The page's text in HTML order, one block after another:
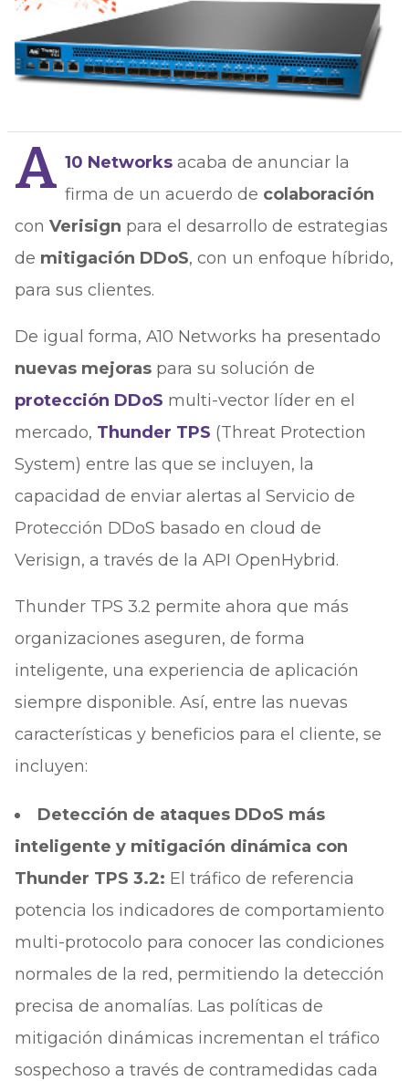
A 10 Networksacaba de anunciar la
firma de un acuerdo de colaboración
con Verisign para el desarrollo de estrategias
de mitigación DDoS, con un enfoque híbrido,
para sus clientes.
De igual forma, A10 Networks ha presentado
nuevas mejoraspara su solución de
protección DDoS multi-vector líder en el
mercado, Thunder TPS (Threat Protection
System) entre las que se incluyen, la
capacidad de enviar alertas al Servicio de
Protección DDoS basado en cloud de
Verisign, a través de la API OpenHybrid.
Thunder TPS 3.2 permite ahora que más
organizaciones aseguren, de forma
inteligente, una experiencia de aplicación
siempre disponible. Así, entre las nuevas
características y beneficios para el cliente, se
incluyen:
Detección de ataques DDoS más
inteligente y mitigación dinámica con
Thunder TPS 3.2: El tráfico de referencia
potencia los indicadores de comportamiento
multi-protocolo para conocer las condiciones
normales de la red, permitiendo la detección
precisa de anomalías. Las políticas de
mitigación dinámicas incrementan el tráfico
sospechoso a través de contramedidas cada